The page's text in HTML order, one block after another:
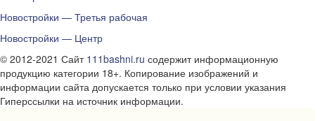
Новостройки — Третья рабочая
Новостройки — Центр
© 2012-2021 Сайт 111bashni.ru содержит информационную
продукцию категории 18+. Копирование изображений и
информации сайта допускается только при условии указания
Гиперссылки на источник информации.